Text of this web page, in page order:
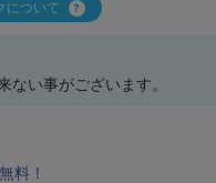
について
ない事がございます。
料！